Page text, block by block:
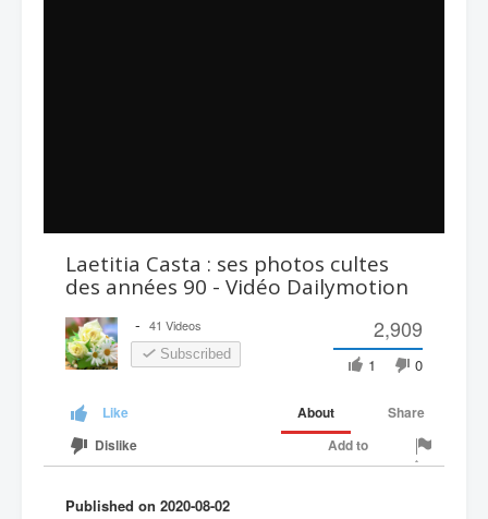
Laetitia Casta : ses photos cultes
des années 90 - Vidéo Dailymotion
- 41 Videos
Subscribed
2,909
1 0
Like
Dislike
About
Share
Add to
Published on 2020-08-02